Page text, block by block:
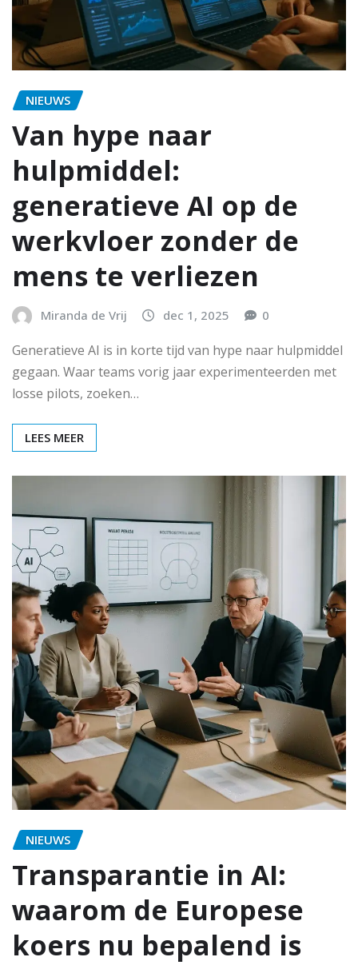
NIEUWS
Van hype naar
hulpmiddel:
generatieve AI op de
werkvloer zonder de
mens te verliezen
Miranda de Vrij dec 1, 2025 0
Generatieve AI is in korte tijd van hype naar hulpmiddel
gegaan. Waar teams vorig jaar experimenteerden met
losse pilots, zoeken…
LEES MEER
NIEUWS
Transparantie in AI:
waarom de Europese
koers nu bepalend is